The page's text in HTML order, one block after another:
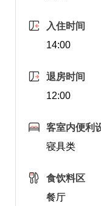
入住时间
14:00
退房时间
12:00
客室内便利
寝具类
食饮料区
餐厅